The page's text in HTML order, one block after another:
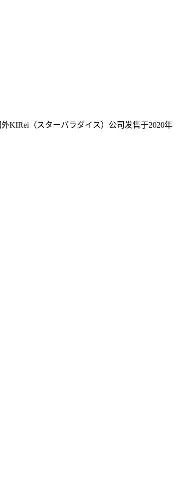
KIRei（スターパラダイス）公司发售于2020年